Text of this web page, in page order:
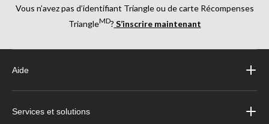
Vous n’avez pas d’identifiant Triangle ou de carte Récompenses
TriangleMD? S’inscrire maintenant
Aide
Services et solutions